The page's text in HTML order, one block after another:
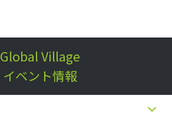
Global Village
イベント情報